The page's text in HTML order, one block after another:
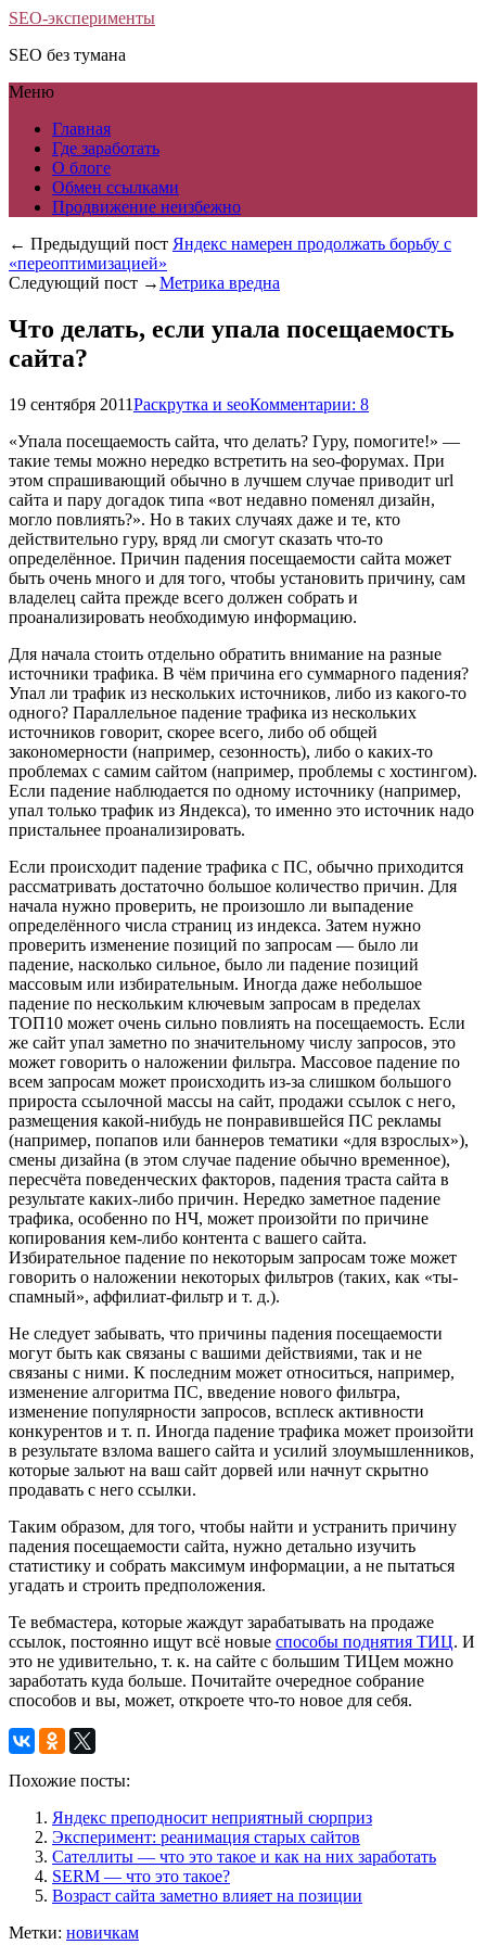
SEO-эксперименты
SEO без тумана
Меню
Главная
Где заработать
О блоге
Обмен ссылками
Продвижение неизбежно
← Предыдущий пост Яндекс намерен продолжать борьбу с
«переоптимизацией»
Следующий пост →Метрика вредна
Что делать, если упала посещаемость
сайта?
19 сентября 2011Раскрутка и seoКомментарии: 8
«Упала посещаемость сайта, что делать? Гуру, помогите!» —
такие темы можно нередко встретить на seo-форумах. При
этом спрашивающий обычно в лучшем случае приводит url
сайта и пару догадок типа «вот недавно поменял дизайн,
могло повлиять?». Но в таких случаях даже и те, кто
действительно гуру, вряд ли смогут сказать что-то
определённое. Причин падения посещаемости сайта может
быть очень много и для того, чтобы установить причину, сам
владелец сайта прежде всего должен собрать и
проанализировать необходимую информацию.
Для начала стоить отдельно обратить внимание на разные
источники трафика. В чём причина его суммарного падения?
Упал ли трафик из нескольких источников, либо из какого-то
одного? Параллельное падение трафика из нескольких
источников говорит, скорее всего, либо об общей
закономерности (например, сезонность), либо о каких-то
проблемах с самим сайтом (например, проблемы с хостингом).
Если падение наблюдается по одному источнику (например,
упал только трафик из Яндекса), то именно это источник надо
пристальнее проанализировать.
Если происходит падение трафика с ПС, обычно приходится
рассматривать достаточно большое количество причин. Для
начала нужно проверить, не произошло ли выпадение
определённого числа страниц из индекса. Затем нужно
проверить изменение позиций по запросам — было ли
падение, насколько сильное, было ли падение позиций
массовым или избирательным. Иногда даже небольшое
падение по нескольким ключевым запросам в пределах
ТОП10 может очень сильно повлиять на посещаемость. Если
же сайт упал заметно по значительному числу запросов, это
может говорить о наложении фильтра. Массовое падение по
всем запросам может происходить из-за слишком большого
прироста ссылочной массы на сайт, продажи ссылок с него,
размещения какой-нибудь не понравившейся ПС рекламы
(например, попапов или баннеров тематики «для взрослых»),
смены дизайна (в этом случае падение обычно временное),
пересчёта поведенческих факторов, падения траста сайта в
результате каких-либо причин. Нередко заметное падение
трафика, особенно по НЧ, может произойти по причине
копирования кем-либо контента с вашего сайта.
Избирательное падение по некоторым запросам тоже может
говорить о наложении некоторых фильтров (таких, как «ты-
спамный», аффилиат-фильтр и т. д.).
Не следует забывать, что причины падения посещаемости
могут быть как связаны с вашими действиями, так и не
связаны с ними. К последним может относиться, например,
изменение алгоритма ПС, введение нового фильтра,
изменение популярности запросов, всплеск активности
конкурентов и т. п. Иногда падение трафика может произойти
в результате взлома вашего сайта и усилий злоумышленников,
которые зальют на ваш сайт дорвей или начнут скрытно
продавать с него ссылки.
Таким образом, для того, чтобы найти и устранить причину
падения посещаемости сайта, нужно детально изучить
статистику и собрать максимум информации, а не пытаться
угадать и строить предположения.
Те вебмастера, которые жаждут зарабатывать на продаже
ссылок, постоянно ищут всё новые способы поднятия ТИЦ. И
это не удивительно, т. к. на сайте с большим ТИЦем можно
заработать куда больше. Почитайте очередное собрание
способов и вы, может, откроете что-то новое для себя.
Похожие посты:
Яндекс преподносит неприятный сюрприз
Эксперимент: реанимация старых сайтов
Сателлиты — что это такое и как на них заработать
SERM — что это такое?
Возраст сайта заметно влияет на позиции
Метки: новичкам